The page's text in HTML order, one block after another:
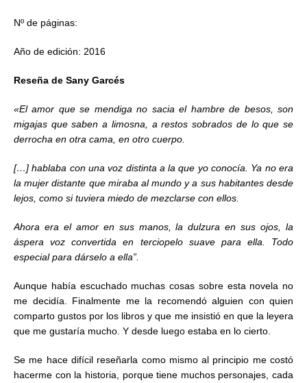
Nº de páginas:
Año de edición: 2016
Reseña de Sany Garcés
«El amor que se mendiga no sacia el hambre de besos, son
migajas que saben a limosna, a restos sobrados de lo que se
derrocha en otra cama, en otro cuerpo.
[…] hablaba con una voz distinta a la que yo conocía. Ya no era
la mujer distante que miraba al mundo y a sus habitantes desde
lejos, como si tuviera miedo de mezclarse con ellos.
Ahora era el amor en sus manos, la dulzura en sus ojos, la
áspera voz convertida en terciopelo suave para ella. Todo
especial para dárselo a ella”.
Aunque había escuchado muchas cosas sobre esta novela no
me decidía. Finalmente me la recomendó alguien con quien
comparto gustos por los libros y que me insistió en que la leyera
que me gustaría mucho. Y desde luego estaba en lo cierto.
Se me hace difícil reseñarla como mismo al principio me costó
hacerme con la historia, porque tiene muchos personajes, cada